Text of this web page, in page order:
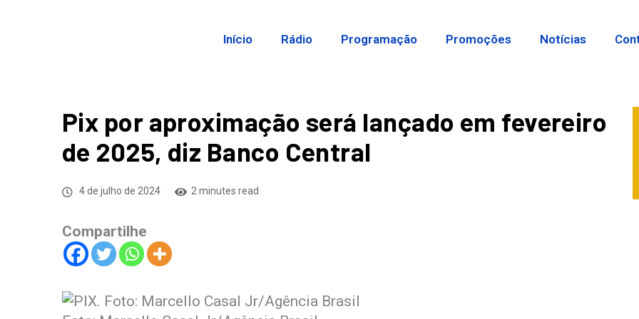
Início Rádio Programação Promoções Notícias
Pix por aproximação será lançado em fevereiro
de 2025, diz Banco Central
4 de julho de 2024 2 minutes read
Compartilhe